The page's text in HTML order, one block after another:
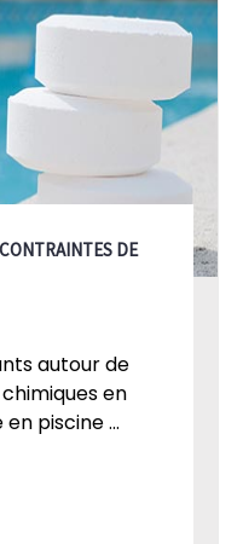
DE
autour de
en
piscine ...